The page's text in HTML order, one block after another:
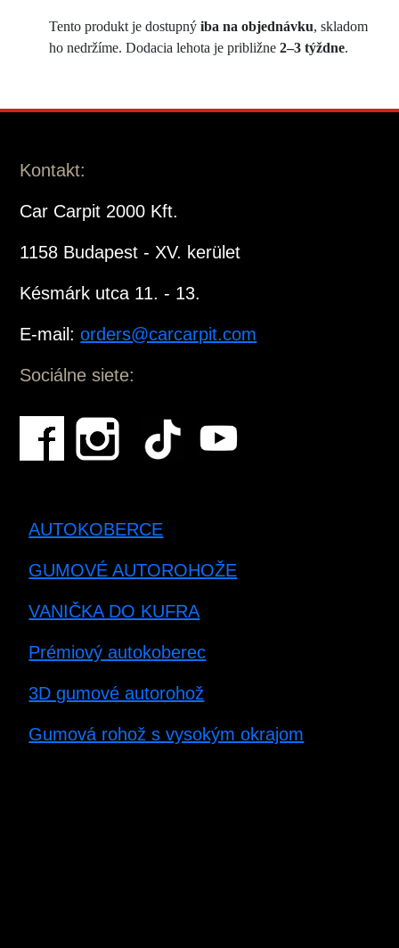
Tento produkt je dostupný iba na objednávku, skladom
ho nedržíme. Dodacia lehota je približne 2–3 týždne.
Kontakt:
Car Carpit 2000 Kft.
1158 Budapest - XV. kerület
Késmárk utca 11. - 13.
E-mail:orders@carcarpit.com
Sociálne siete:
AUTOKOBERCE
GUMOVÉ AUTOROHOŽE
VANIČKA DO KUFRA
Prémiový autokoberec
3D gumové autorohož
Gumová rohož s vysokým okrajom